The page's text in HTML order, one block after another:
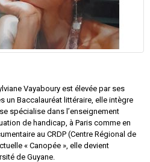
Vayaboury est élevée par ses
un Baccalauréat littéraire, elle intègre
spécialise dans l’enseignement
de handicap, à Paris comme en
au CRDP (Centre Régional de
« Canopée », elle devient
de Guyane.